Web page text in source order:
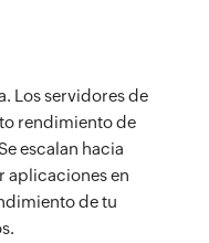
Los servidores de
rendimiento de
escalan hacia
aplicaciones en
de tu